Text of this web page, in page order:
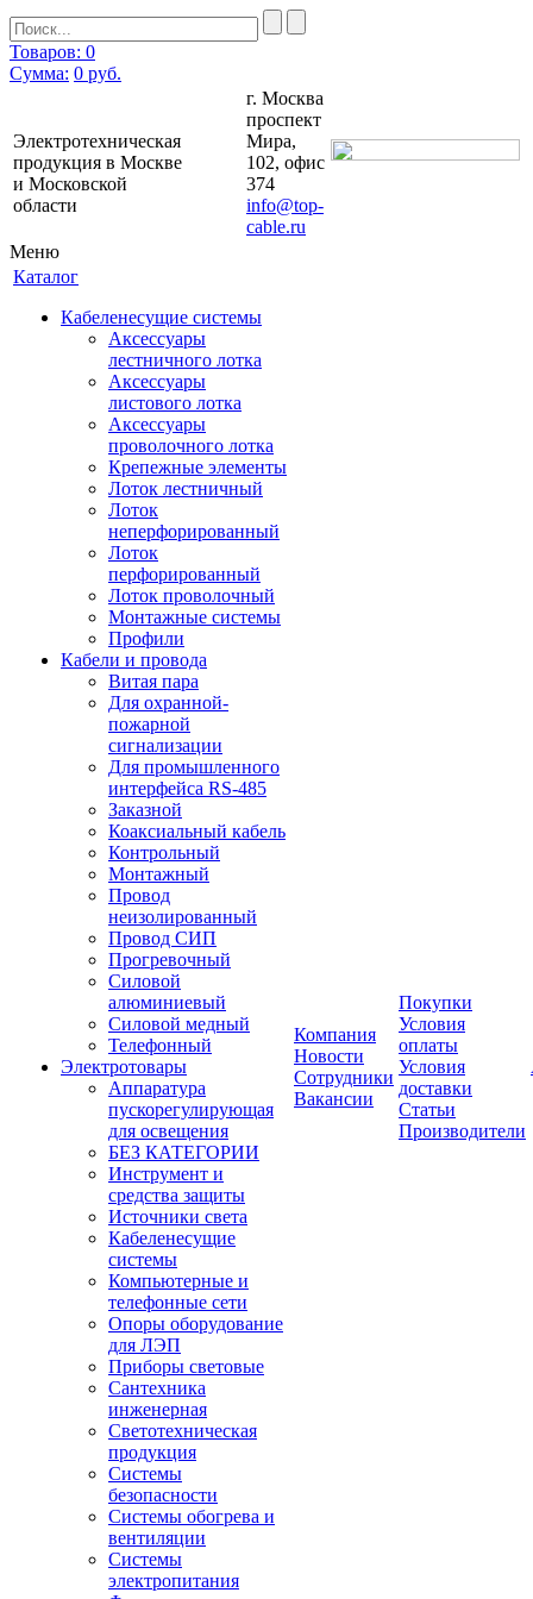
Товаров: 0
Сумма: 0 руб.
Электротехническая
продукция в Москве
и Московской
области
г. Москва
проспект
Мира,
102, офис
374
info@top-
cable.ru
Меню
Каталог
Кабеленесущие системы
Аксессуары
лестничного лотка
Аксессуары
листового лотка
Аксессуары
проволочного лотка
Крепежные элементы
Лоток лестничный
Лоток
неперфорированный
Лоток
перфорированный
Лоток проволочный
Монтажные системы
Профили
Кабели и провода
Витая пара
Для охранной-
пожарной
сигнализации
Для промышленного
интерфейса RS-485
Заказной
Коаксиальный кабель
Контрольный
Монтажный
Провод
неизолированный
Провод СИП
Прогревочный
Силовой
алюминиевый
Силовой медный
Телефонный
Электротовары
Аппаратура
пускорегулирующая
для освещения
БЕЗ КАТЕГОРИИ
Инструмент и
средства защиты
Источники света
Кабеленесущие
системы
Компьютерные и
телефонные сети
Опоры оборудование
для ЛЭП
Приборы световые
Сантехника
инженерная
Светотехническая
продукция
Системы
безопасности
Системы обогрева и
вентиляции
Системы
электропитания
Компания
Новости
Сотрудники
Вакансии
Покупки
Условия
оплаты
Условия
доставки
Статьи
Производители